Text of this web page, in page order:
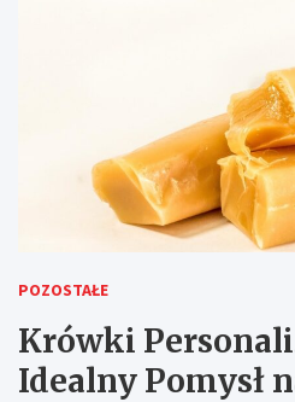
POZOSTAŁE
Krówki
Idealny Pomysł